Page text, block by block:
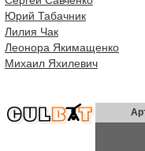
Юрий Табачник
Лилия Чак
Леонора Якимащенко
Михаил Яхилевич